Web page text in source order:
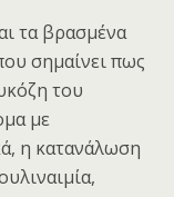
τα βρασμένα
σημαίνει πως
του
με
η κατανάλωση